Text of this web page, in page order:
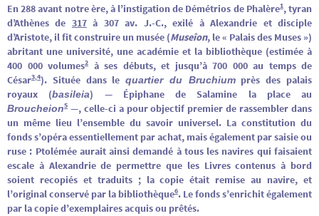
En 288 avant notre ère, à l’instigation de Démétrios de Phalère1, tyran
d’Athènes de 317à 307 av. J.-C., exilé à Alexandrie et disciple
d’Aristote, il fit construire un musée (Museîon, le « Palais des Muses »)
abritant une université, une académie et la bibliothèque (estimée à
400 000 volumes2
à ses débuts, et jusqu’à 700 000 au temps de
César3,4). Située dans lequartier du Bruchiumprès des palais
royaux (basileia) — Épiphane de Salamine la place au
Broucheion5 —, celle-ci a pour objectif premier de rassembler dans
un même lieu l’ensemble du savoir universel. La constitution du
fonds s’opéra essentiellement par achat, mais également par saisie ou
ruse : Ptolémée aurait ainsi demandé à tous les navires qui faisaient
escale à Alexandrie de permettre que les Livres contenus à bord
soient recopiés et traduits ; la copie était remise au navire, et
l’original conservé par la bibliothèque6. Le fonds s’enrichit également
par la copie d’exemplaires acquis ou prêtés.